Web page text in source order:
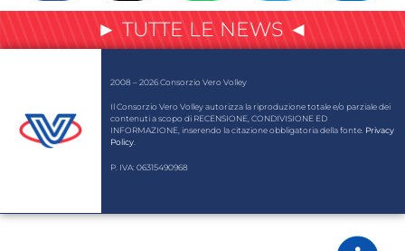
► TUTTE LE NEWS ◄
2008 – 2026 Consorzio Vero Volley
Il Consorzio Vero Volley autorizza la riproduzione totale e/o parziale dei
contenuti a scopo di RECENSIONE, CONDIVISIONE ED
INFORMAZIONE, inserendo la citazione obbligatoria della fonte. Privacy
Policy
P. IVA: 06315490968